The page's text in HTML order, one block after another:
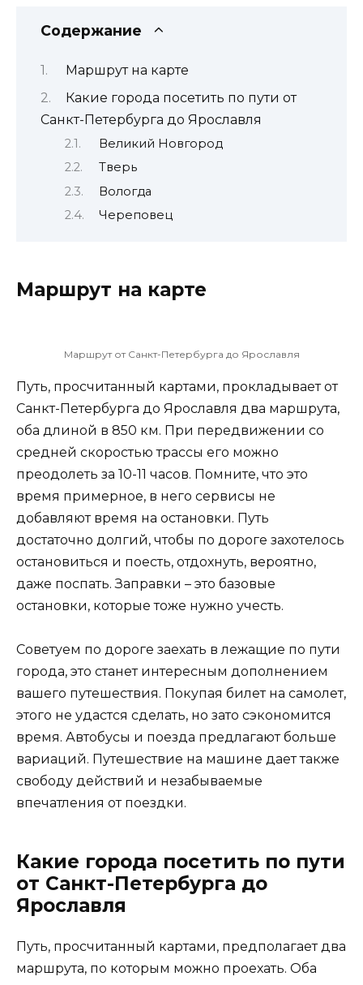
Содержание
Маршрут на карте
Какие города посетить по пути от
Санкт-Петербурга до Ярославля
Великий Новгород
Тверь
Вологда
Череповец
Маршрут на карте
Маршрут от Санкт-Петербурга до Ярославля
Путь, просчитанный картами, прокладывает от
Санкт-Петербурга до Ярославля два маршрута,
оба длиной в 850 км. При передвижении со
средней скоростью трассы его можно
преодолеть за 10-11 часов. Помните, что это
время примерное, в него сервисы не
добавляют время на остановки. Путь
достаточно долгий, чтобы по дороге захотелось
остановиться и поесть, отдохнуть, вероятно,
даже поспать. Заправки – это базовые
остановки, которые тоже нужно учесть.
Советуем по дороге заехать в лежащие по пути
города, это станет интересным дополнением
вашего путешествия. Покупая билет на самолет,
этого не удастся сделать, но зато сэкономится
время. Автобусы и поезда предлагают больше
вариаций. Путешествие на машине дает также
свободу действий и незабываемые
впечатления от поездки.
Какие города посетить по пути
от Санкт-Петербурга до
Ярославля
Путь, просчитанный картами, предполагает два
маршрута, по которым можно проехать. Оба